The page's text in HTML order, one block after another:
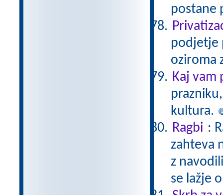
postane
podjetje
oziroma
Kaj vam
kultura.
Ragbi :
zahteva
z
se lažje